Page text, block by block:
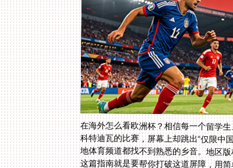
在海外怎么看欧洲杯？相信每一个留学
科特迪瓦的比赛，屏幕上却跳出“仅限中
地体育频道都找不到熟悉的乡音。地区
这篇指南就是要帮你打破这道屏障，用